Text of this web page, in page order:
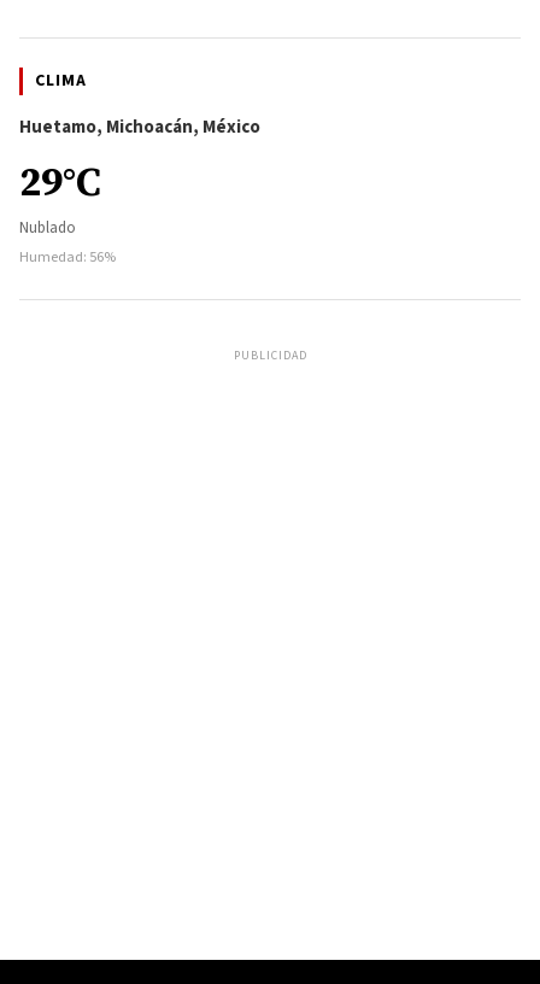
CLIMA
Huetamo, Michoacán, México
29°C
Nublado
Humedad: 56%
PUBLICIDAD